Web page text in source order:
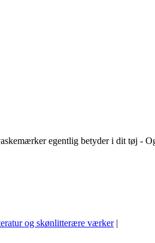
egentlig betyder i dit tøj -
og skønlitterære værker|